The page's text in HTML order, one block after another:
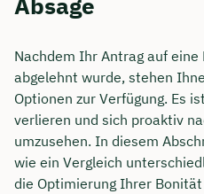
Nachdem Ihr Antrag auf
abgelehnt wurde, stehen
Optionen zur Verfügung. Es
verlieren und sich proaktiv
umzusehen. In diesem
wie ein Vergleich
die Optimierung Ihrer